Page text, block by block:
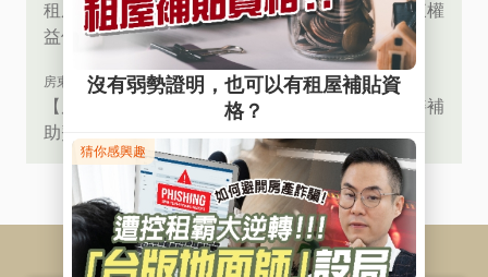
租屋糾紛如何解？公證、調解、仲裁比一比！房東權
益保障全解析
房東救星
【房東必看】不只抵稅，每年還可輕鬆領萬元修繕補
助費！